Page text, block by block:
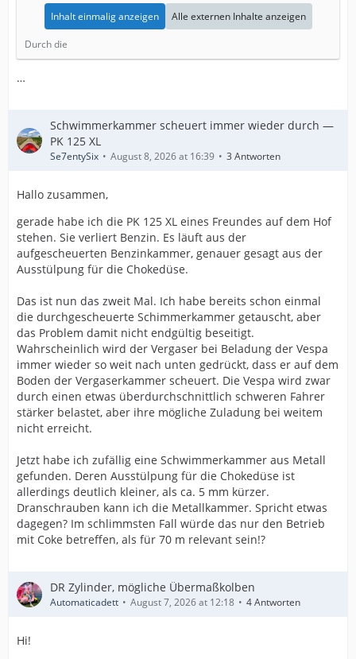
Inhalt einmalig anzeigen Alle externen Inhalte anzeigen
Durch die
…
Schwimmerkammer scheuert immer wieder durch —
PK 125 XL
Se7entySix August 8, 2026 at 16:39 3 Antworten
Hallo zusammen,
gerade habe ich die PK 125 XL eines Freundes auf dem Hof
stehen. Sie verliert Benzin. Es läuft aus der
aufgescheuerten Benzinkammer, genauer gesagt aus der
Ausstülpung für die Chokedüse.
Das ist nun das zweit Mal. Ich habe bereits schon einmal
die durchgescheuerte Schimmerkammer getauscht, aber
das Problem damit nicht endgültig beseitigt.
Wahrscheinlich wird der Vergaser bei Beladung der Vespa
immer wieder so weit nach unten gedrückt, dass er auf dem
Boden der Vergaserkammer scheuert. Die Vespa wird zwar
durch einen etwas überdurchschnittlich schweren Fahrer
stärker belastet, aber ihre mögliche Zuladung bei weitem
nicht erreicht.
Jetzt habe ich zufällig eine Schwimmerkammer aus Metall
gefunden. Deren Ausstülpung für die Chokedüse ist
allerdings deutlich kleiner, als ca. 5 mm kürzer.
Dranschrauben kann ich die Metallkammer. Spricht etwas
dagegen? Im schlimmsten Fall würde das nur den Betrieb
mit Coke betreffen, als für 70 m relevant sein!?
DR Zylinder, mögliche Übermaßkolben
Automaticadett August 7, 2026 at 12:18 4 Antworten
Hi!